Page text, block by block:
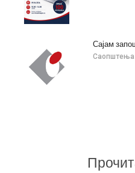
Саопштења
Сајам